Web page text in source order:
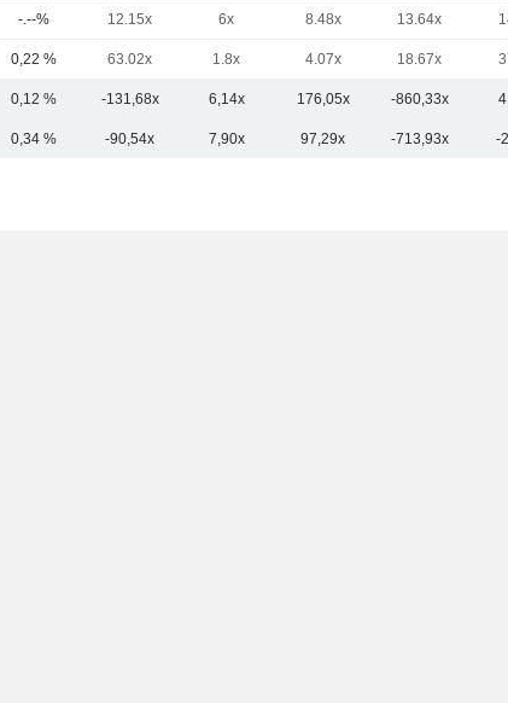
-.--% 12.15x 6x 8.48x 13.64x
0,22 % 63.02x 1.8x 4.07x 18.67x
0,12 % -131,68x 6,14x 176,05x -860,33x
0,34 % -90,54x 7,90x 97,29x -713,93x -